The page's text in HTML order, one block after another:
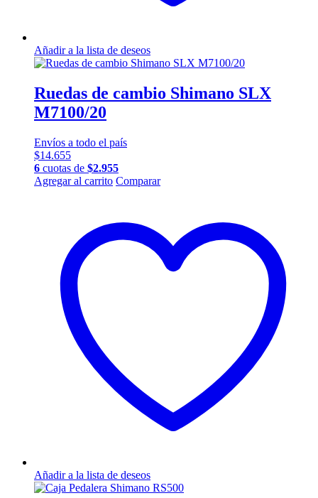
Añadir a la lista de deseos
Ruedas de cambio Shimano SLX
M7100/20
Envíos a todo el país
$14.655
6 cuotas de $2.955
Agregar al carrito Comparar
Añadir a la lista de deseos